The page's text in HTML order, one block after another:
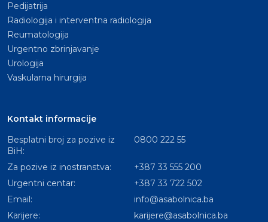
Pedijatrija
Radiologija i interventna radiologija
Reumatologija
Urgentno zbrinjavanje
Urologija
Vaskularna hirurgija
Kontakt informacije
Besplatni broj za pozive iz
BiH:
0800 222 55
Za pozive iz inostranstva:
+387 33 555 200
Urgentni centar:
+387 33 722 502
Email:
info@asabolnica.ba
Karijere:
karijere@asabolnica.ba